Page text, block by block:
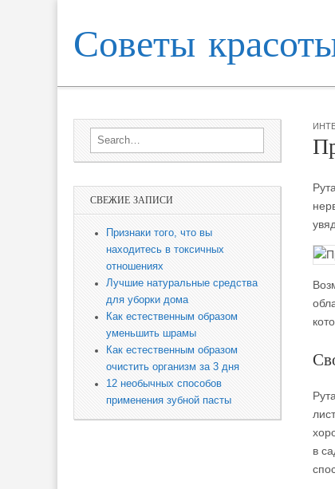
Советы
Search for:
СВЕЖИЕ ЗАПИСИ
Признаки того, что вы
находитесь в токсичных
отношениях
Лучшие натуральные средства
для уборки дома
Как естественным образом
уменьшить шрамы
Как естественным образом
очистить организм за 3 дня
12 необычных способов
применения зубной пасты
в